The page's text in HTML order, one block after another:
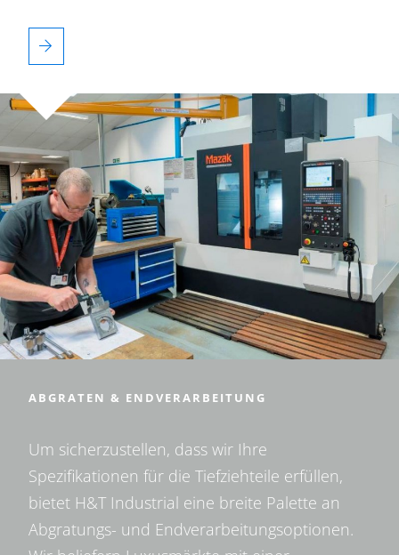
ABGRATEN & ENDVERARBEITUNG
Um sicherzustellen, dass wir Ihre
Spezifikationen für die Tiefziehteile erfüllen,
bietet H&T Industrial eine breite Palette an
Abgratungs- und Endverarbeitungsoptionen.